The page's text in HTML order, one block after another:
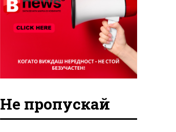
Не пропускай